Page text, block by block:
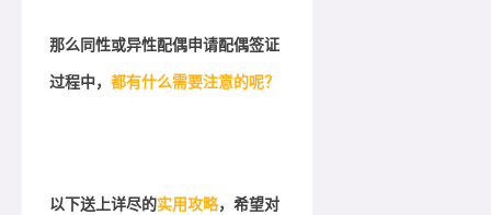
那么同性或异性配偶申请配偶签证
过程中， 都有什么需要注意的呢？
以下送上详尽的实用攻略，希望对